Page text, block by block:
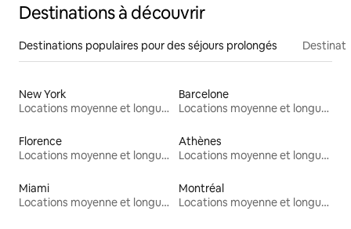
Destinations à découvrir
Destinations populaires pour des séjours prolongés
New York
Locations moyenne et longue durée
Barcelone
Locations moyenne et longue durée
Florence
Locations moyenne et longue durée
Athènes
Locations moyenne et longue durée
Miami
Locations moyenne et longue durée
Montréal
Locations moyenne et longue durée